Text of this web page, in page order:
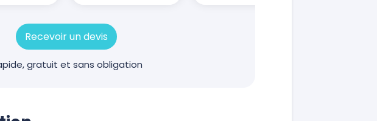
Recevoir un devis
gratuit et sans obligation